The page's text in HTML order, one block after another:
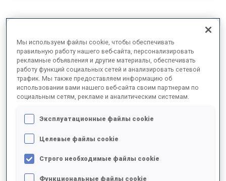
ЛЫЖНЫЙ ХОД - ОТСТАВАНИЕ ОТ ЛИДЕРА
Данных нет
СТРЕЛЬБА ЛЕЖА
Данных нет
Данных нет
Мы используем файлы cookie, чтобы обеспечивать
правильную работу нашего веб-сайта, персонализировать
рекламные объявления и другие материалы, обеспечивать
работу функций социальных сетей и анализировать сетевой
трафик. Мы также предоставляем информацию об
использовании вами нашего веб-сайта своим партнерам по
социальным сетям, рекламе и аналитическим системам.
Эксплуатационные файлы cookie
Целевые файлы cookie
Строго необходимые файлы cookie
Функциональные файлы cookie